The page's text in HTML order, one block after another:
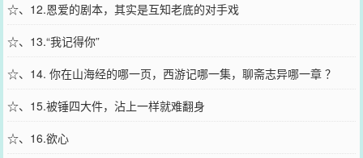
☆、12.恩爱的剧本，其实是互知老底的对手戏
☆、13.“我记得你”
☆、14. 你在山海经的哪一页，西游记哪一集，聊斋志异哪一章 ？
☆、15.被锤四大件，沾上一样就难翻身
☆、16.欲心